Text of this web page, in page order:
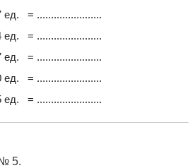
ед. = .......................
ед. = .......................
ед. = .......................
ед. = .......................
ед. = .......................
№ 5.